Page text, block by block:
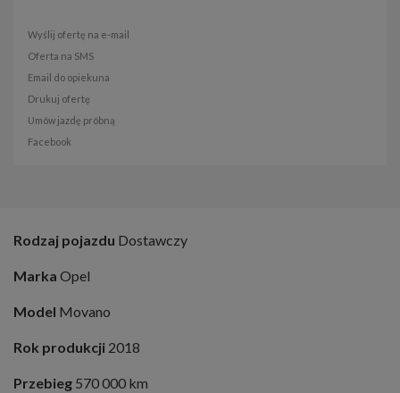
Wyślij ofertę na e-mail
Oferta na SMS
Email do opiekuna
Drukuj ofertę
Umów jazdę próbną
Facebook
Rodzaj pojazdu Dostawczy
Marka Opel
Model Movano
Rok produkcji 2018
Przebieg 570 000 km